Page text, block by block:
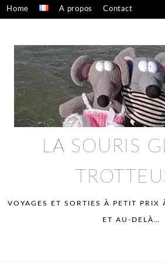
Skip
to
Home A propos Contact
LA SOURIS
VOYAGES ET SORTIES À PETIT PRIX
ET AU-DELÀ…